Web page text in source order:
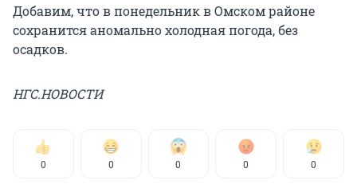
Добавим, что в понедельник в Омском районе
сохранится аномально холодная погода, без
осадков.
НГС.НОВОСТИ
0 0 0 0 0